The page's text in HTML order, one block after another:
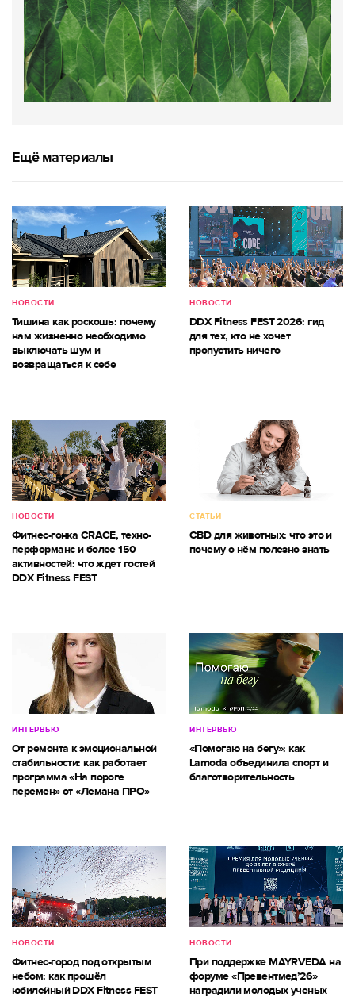
Ещё материалы
НОВОСТИ
Тишина как роскошь: почему
нам жизненно необходимо
выключать шум и
возвращаться к себе
НОВОСТИ
DDX Fitness FEST 2026: гид
для тех, кто не хочет
пропустить ничего
НОВОСТИ
Фитнес-гонка CRACE, техно-
перформанс и более 150
активностей: что ждет гостей
DDX Fitness FEST
СТАТЬИ
CBD для животных: что это и
почему о нём полезно знать
ИНТЕРВЬЮ
От ремонта к эмоциональной
стабильности: как работает
программа «На пороге
перемен» от «Лемана ПРО»
ИНТЕРВЬЮ
«Помогаю на бегу»: как
Lamoda объединила спорт и
благотворительность
НОВОСТИ
Фитнес-город под открытым
небом: как прошёл
юбилейный DDX Fitness FEST
НОВОСТИ
При поддержке MAYRVEDA на
форуме «Превентмед’26»
наградили молодых ученых